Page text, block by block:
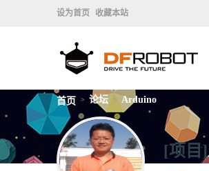
设为首页 收藏本站
首页 > 论坛 > Arduino
[项目]